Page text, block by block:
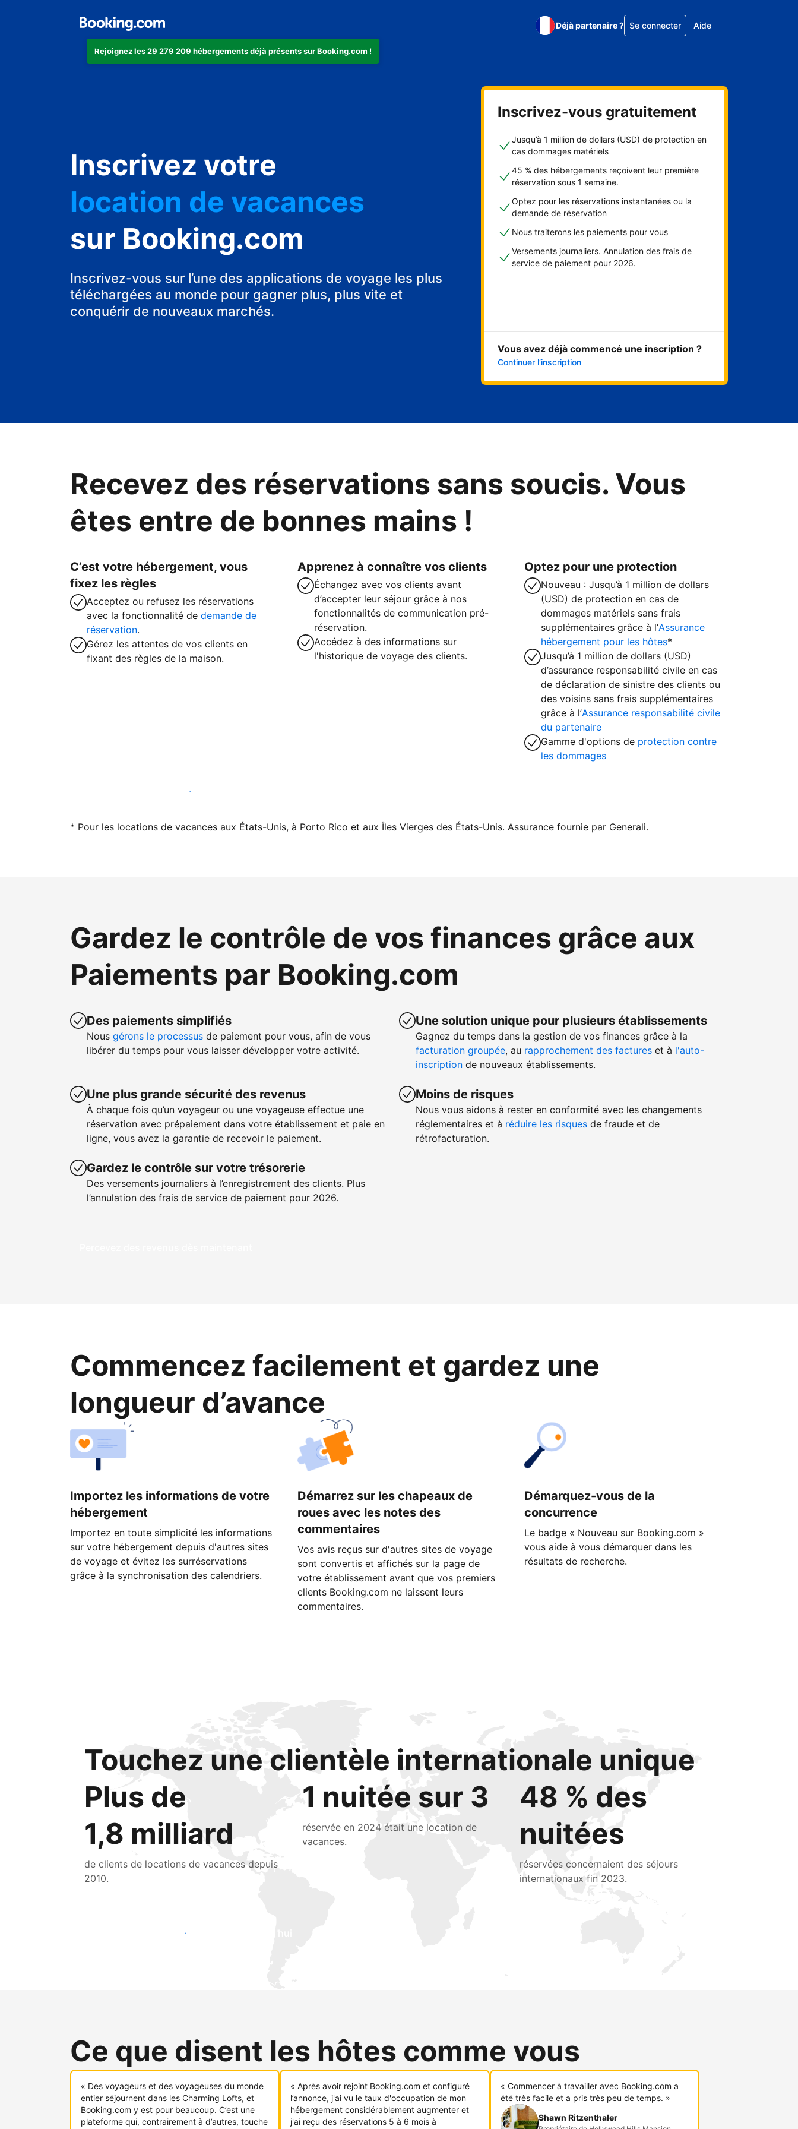
Rejoignez les 29 279 209 hébergements déjà présents sur Booking.com !
Déjà partenaire ? Se connecter Aide
Inscrivez votre
hôtel
location de vacances
auberge de jeunesse
chambre d'hôtes
sur Booking.com
Inscrivez-vous sur l’une des applications de voyage les plus
téléchargées au monde pour gagner plus, plus vite et
conquérir de nouveaux marchés.
Inscrivez-vous gratuitement
Jusqu’à 1 million de dollars (USD) de protection en
cas dommages matériels
45 % des hébergements reçoivent leur première
réservation sous 1 semaine.
Optez pour les réservations instantanées ou la
demande de réservation
Nous traiterons les paiements pour vous
Versements journaliers. Annulation des frais de
service de paiement pour 2026.
Démarrer maintenant
Vous avez déjà commencé une inscription ?
Continuer l’inscription
Recevez des réservations sans soucis. Vous
êtes entre de bonnes mains !
C’est votre hébergement, vous
fixez les règles
Acceptez ou refusez les réservations
avec la fonctionnalité de demande de
réservation.
Gérez les attentes de vos clients en
fixant des règles de la maison.
Apprenez à connaître vos clients
Échangez avec vos clients avant
d’accepter leur séjour grâce à nos
fonctionnalités de communication pré-
réservation.
Accédez à des informations sur
l'historique de voyage des clients.
Optez pour une protection
Nouveau : Jusqu’à 1 million de dollars
(USD) de protection en cas de
dommages matériels sans frais
supplémentaires grâce à l’Assurance
hébergement pour les hôtes*
Jusqu’à 1 million de dollars (USD)
d’assurance responsabilité civile en cas
de déclaration de sinistre des clients ou
des voisins sans frais supplémentaires
grâce à l’Assurance responsabilité civile
du partenaire
Gamme d'options de protection contre
les dommages
Accueillez des clients avec nous dès maintenant
* Pour les locations de vacances aux États-Unis, à Porto Rico et aux Îles Vierges des États-Unis. Assurance fournie par Generali.
Gardez le contrôle de vos finances grâce aux
Paiements par Booking.com
Des paiements simplifiés
Nous gérons le processus de paiement pour vous, afin de vous
libérer du temps pour vous laisser développer votre activité.
Une plus grande sécurité des revenus
À chaque fois qu’un voyageur ou une voyageuse effectue une
réservation avec prépaiement dans votre établissement et paie en
ligne, vous avez la garantie de recevoir le paiement.
Gardez le contrôle sur votre trésorerie
Des versements journaliers à l’enregistrement des clients. Plus
l’annulation des frais de service de paiement pour 2026.
Une solution unique pour plusieurs établissements
Gagnez du temps dans la gestion de vos finances grâce à la
facturation groupée, au rapprochement des factures et à l'auto-
inscription de nouveaux établissements.
Moins de risques
Nous vous aidons à rester en conformité avec les changements
réglementaires et à réduire les risques de fraude et de
rétrofacturation.
Percevez des revenus dès maintenant
Commencez facilement et gardez une
longueur d’avance
Importez les informations de votre
hébergement
Importez en toute simplicité les informations
sur votre hébergement depuis d'autres sites
de voyage et évitez les surréservations
grâce à la synchronisation des calendriers.
Démarrez sur les chapeaux de
roues avec les notes des
commentaires
Vos avis reçus sur d'autres sites de voyage
sont convertis et affichés sur la page de
votre établissement avant que vos premiers
clients Booking.com ne laissent leurs
commentaires.
Démarquez-vous de la
concurrence
Le badge « Nouveau sur Booking.com »
vous aide à vous démarquer dans les
résultats de recherche.
Lancez-vous dès aujourd'hui
Touchez une clientèle internationale unique
Plus de
1,8 milliard
de clients de locations de vacances depuis
2010.
1 nuitée sur 3
réservée en 2024 était une location de
vacances.
48 % des
nuitées
réservées concernaient des séjours
internationaux fin 2023.
Touchez une nouvelle clientèle dès aujourd'hui
Ce que disent les hôtes comme vous
« Des voyageurs et des voyageuses du monde
entier séjournent dans les Charming Lofts, et
Booking.com y est pour beaucoup. C’est une
plateforme qui, contrairement à d’autres, touche
« Après avoir rejoint Booking.com et configuré
l’annonce, j'ai vu le taux d'occupation de mon
hébergement considérablement augmenter et
j'ai reçu des réservations 5 à 6 mois à
« Commencer à travailler avec Booking.com a
été très facile et a pris très peu de temps. »
Shawn Ritzenthaler